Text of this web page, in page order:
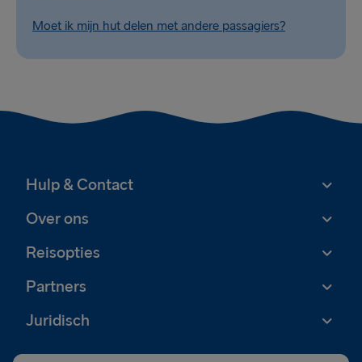
Moet ik mijn hut delen met andere passagiers?
Hulp & Contact
Over ons
Reisopties
Partners
Juridisch